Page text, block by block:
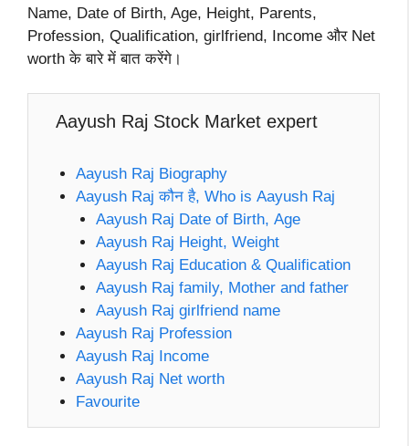
Name, Date of Birth, Age, Height, Parents,
Profession, Qualification, girlfriend, Income और Net
worth के बारे में बात करेंगे।
Aayush Raj Stock Market expert
Aayush Raj Biography
Aayush Raj कौन है, Who is Aayush Raj
Aayush Raj Date of Birth, Age
Aayush Raj Height, Weight
Aayush Raj Education & Qualification
Aayush Raj family, Mother and father
Aayush Raj girlfriend name
Aayush Raj Profession
Aayush Raj Income
Aayush Raj Net worth
Favourite